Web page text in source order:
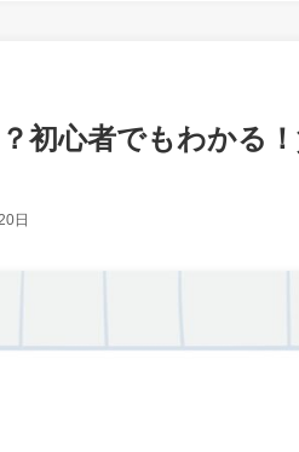
初心者でもわかる
日